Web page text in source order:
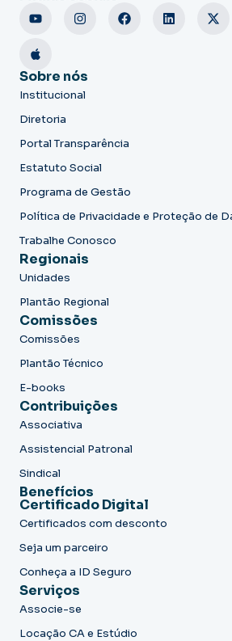
Sobre nós
Institucional
Diretoria
Portal Transparência
Estatuto Social
Programa de Gestão
Política de Privacidade e Proteção de
Trabalhe Conosco
Regionais
Unidades
Plantão Regional
Comissões
Comissões
Plantão Técnico
E-books
Contribuições
Associativa
Assistencial Patronal
Sindical
Benefícios
Certificado Digital
Certificados com desconto
Seja um parceiro
Conheça a ID Seguro
Serviços
Associe-se
Locação CA e Estúdio